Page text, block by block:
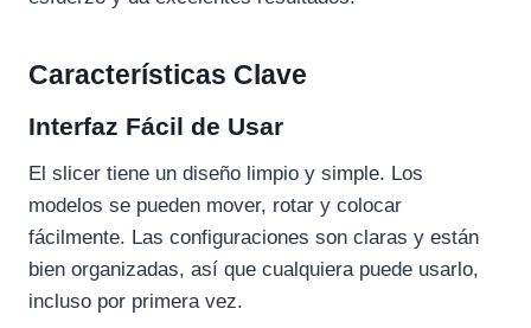
Características Clave
Interfaz Fácil de Usar
El slicer tiene un diseño limpio y simple. Los
modelos se pueden mover, rotar y colocar
fácilmente. Las configuraciones son claras y están
bien organizadas, así que cualquiera puede usarlo,
incluso por primera vez.